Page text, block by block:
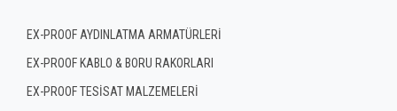
EX-PROOF AYDINLATMA ARMATÜRLERİ
EX-PROOF KABLO & BORU RAKORLARI
EX-PROOF TESİSAT MALZEMELERİ